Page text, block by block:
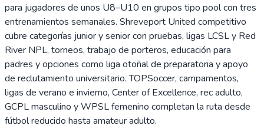
para jugadores de unos U8–U10 en grupos tipo pool con tres
entrenamientos semanales. Shreveport United competitivo
cubre categorías junior y senior con pruebas, ligas LCSL y Red
River NPL, torneos, trabajo de porteros, educación para
padres y opciones como liga otoñal de preparatoria y apoyo
de reclutamiento universitario. TOPSoccer, campamentos,
ligas de verano e invierno, Center of Excellence, rec adulto,
GCPL masculino y WPSL femenino completan la ruta desde
fútbol reducido hasta amateur adulto.